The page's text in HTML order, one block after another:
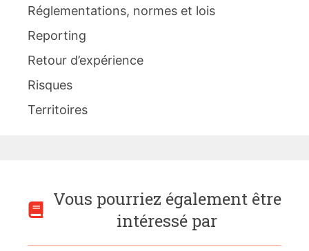
Réglementations, normes et lois
Reporting
Retour d’expérience
Risques
Territoires
Vous pourriez également être
intéressé par